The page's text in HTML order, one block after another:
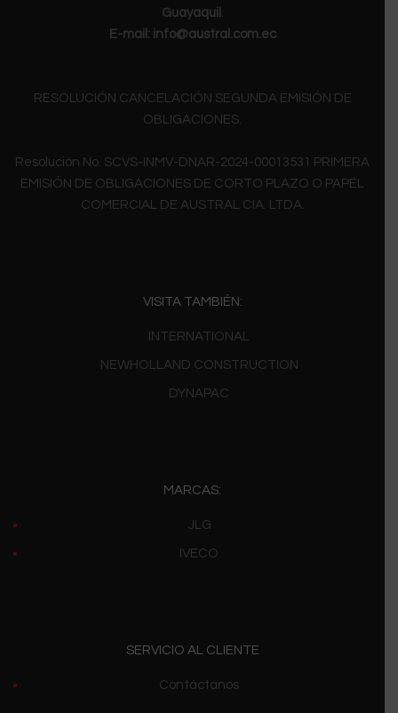
Guayaquil .
E-mail: info@austral.com.ec
RESOLUCIÓN CANCELACIÓN SEGUNDA EMISIÓN DE
OBLIGACIONES.
Resolución No. SCVS-INMV-DNAR-2024-00013531 PRIMERA
EMISIÓN DE OBLIGACIONES DE CORTO PLAZO O PAPEL
COMERCIAL DE AUSTRAL CIA. LTDA.
VISITA TAMBIÉN:
INTERNATIONAL
NEWHOLLAND CONSTRUCTION
DYNAPAC
MARCAS:
JLG
IVECO
SERVICIO AL CLIENTE
Contáctanos